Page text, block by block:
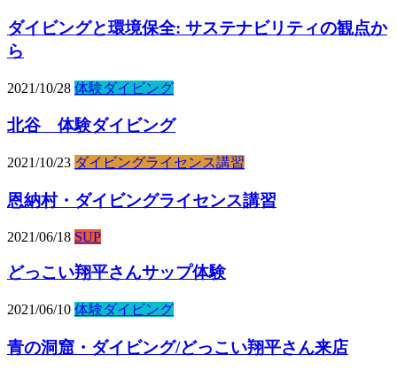
ダイビングと環境保全: サステナビリティの観点か
ら
2021/10/28 体験ダイビング
北谷 体験ダイビング
2021/10/23 ダイビングライセンス講習
恩納村・ダイビングライセンス講習
2021/06/18 SUP
どっこい翔平さんサップ体験
2021/06/10 体験ダイビング
青の洞窟・ダイビング/どっこい翔平さん来店